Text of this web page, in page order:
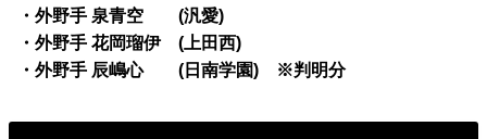
・外野手 泉青空 (汎愛)
・外野手 花岡瑠伊 (上田西)
・外野手 辰嶋心 (日南学園) ※判明分